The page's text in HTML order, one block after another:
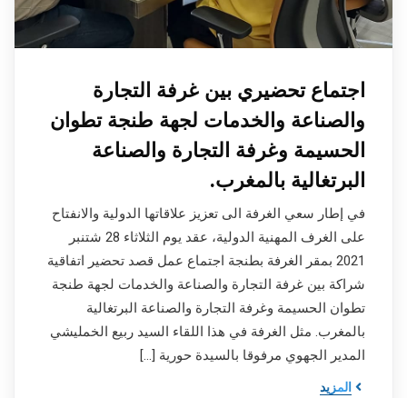
اجتماع تحضيري بين غرفة التجارة
والصناعة والخدمات لجهة طنجة تطوان
الحسيمة وغرفة التجارة والصناعة
البرتغالية بالمغرب.
في إطار سعي الغرفة الى تعزيز علاقاتها الدولية والانفتاح
على الغرف المهنية الدولية، عقد يوم الثلاثاء 28 شتنبر
2021 بمقر الغرفة بطنجة اجتماع عمل قصد تحضير اتفاقية
شراكة بين غرفة التجارة والصناعة والخدمات لجهة طنجة
تطوان الحسيمة وغرفة التجارة والصناعة البرتغالية
بالمغرب. مثل الغرفة في هذا اللقاء السيد ربيع الخمليشي
المدير الجهوي مرفوقا بالسيدة حورية […]
المزيد